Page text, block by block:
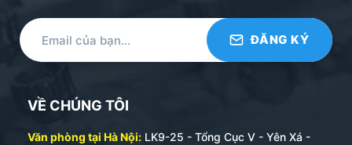
VỀ CHÚNG TÔI
Văn phòng tại Hà Nội: LK9-25 - Tổng Cục V - Yên Xá -